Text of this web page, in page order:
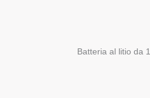
Batteria al litio da